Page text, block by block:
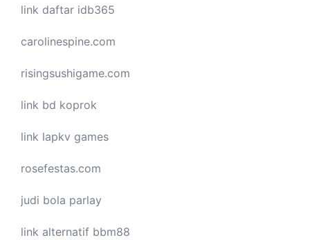
link daftar idb365
carolinespine.com
risingsushigame.com
link bd koprok
link lapkv games
rosefestas.com
judi bola parlay
link alternatif bbm88